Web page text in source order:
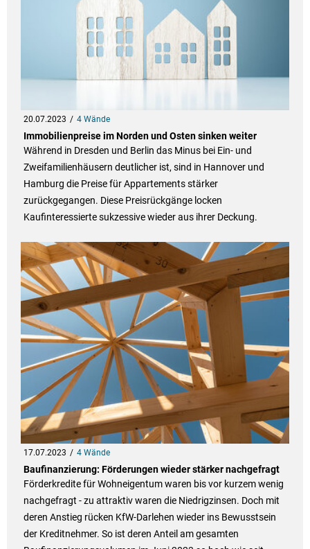
20.07.2023 4 Wände
Immobilienpreise im Norden und Osten sinken weiter
Während in Dresden und Berlin das Minus bei Ein- und
Zweifamilienhäusern deutlicher ist, sind in Hannover und
Hamburg die Preise für Appartements stärker
zurückgegangen. Diese Preisrückgänge locken
Kaufinteressierte sukzessive wieder aus ihrer Deckung.
17.07.2023 4 Wände
Baufinanzierung: Förderungen wieder stärker nachgefragt
Förderkredite für Wohneigentum waren bis vor kurzem wenig
nachgefragt - zu attraktiv waren die Niedrigzinsen. Doch mit
deren Anstieg rücken KfW-Darlehen wieder ins Bewusstsein
der Kreditnehmer. So ist deren Anteil am gesamten